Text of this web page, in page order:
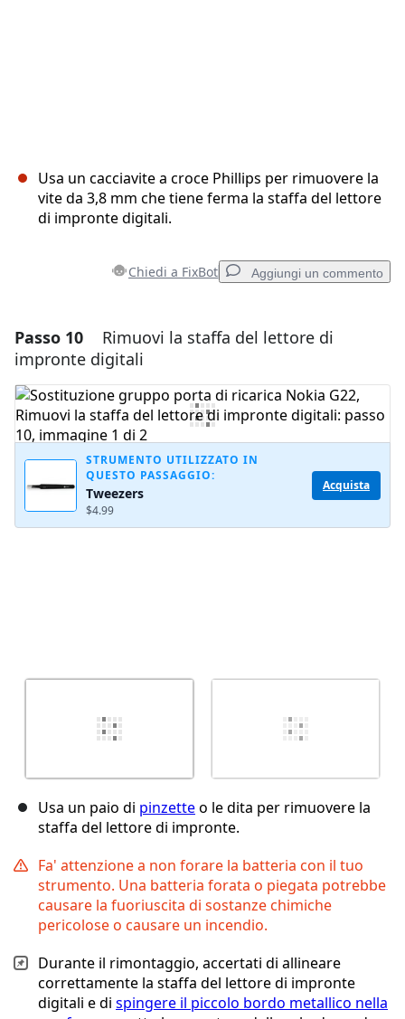
Usa un cacciavite a croce Phillips per rimuovere la
vite da 3,8 mm che tiene ferma la staffa del lettore
di impronte digitali.
Chiedi a FixBot Aggiungi un commento
Aggiungi un commento
Aggiungi Commento
Annulla Pubblica commento
Passo 10
Rimuovi la staffa del lettore di
impronte digitali
STRUMENTO UTILIZZATO IN
QUESTO PASSAGGIO:
Tweezers
$4.99
Acquista
Usa un paio di pinzetteo le dita per rimuovere la
staffa del lettore di impronte.
Fa' attenzione a non forare la batteria con il tuo
strumento. Una batteria forata o piegata potrebbe
causare la fuoriuscita di sostanze chimiche
pericolose o causare un incendio.
Durante il rimontaggio, accertati di allineare
correttamente la staffa del lettore di impronte
digitali e di spingere il piccolo bordo metallico nella